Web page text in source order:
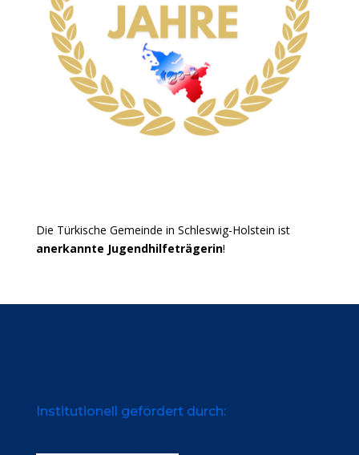
Die Türkische Gemeinde in Schleswig-Holstein ist
anerkannte Jugendhilfeträgerin!
Institutionell gefördert durch: